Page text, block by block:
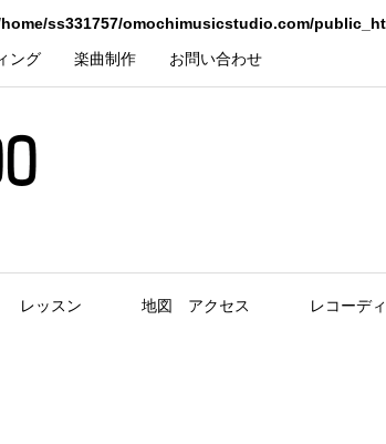
ss331757/omochimusicstudio.com/
ング 楽曲制作 お問い合わせ
レッスン 地図 アクセス レコーデ